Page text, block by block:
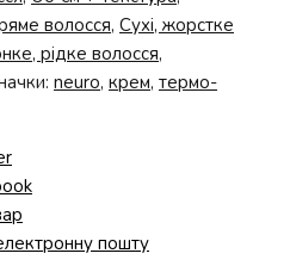
волосся, Сухі, жорстке
рідке волосся,
neuro, крем, термо-
пошту